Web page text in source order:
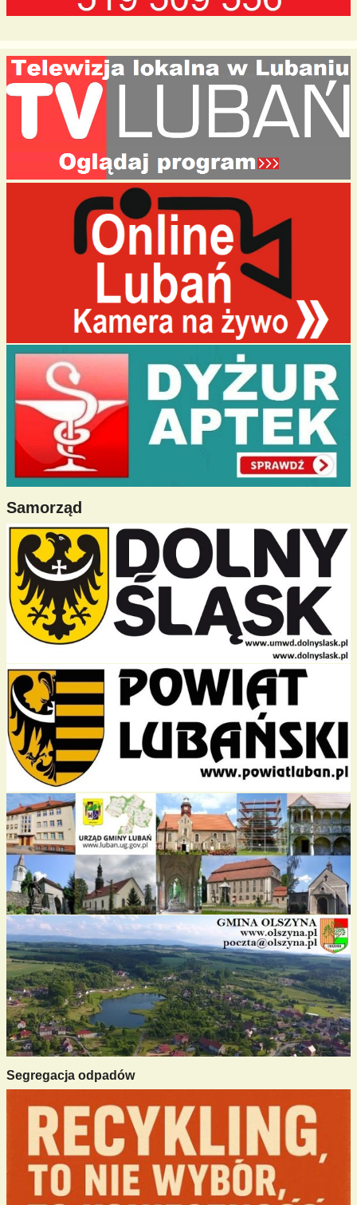
Samorząd
Segregacja odpadów